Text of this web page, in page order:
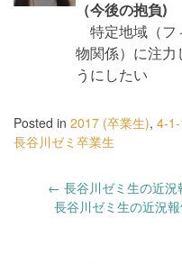
（今後の抱負)
特定地域（フ
物関係）に注力
うにしたい
Posted in 2017 (卒業生), 4-
長谷川ゼミ卒業生
navigation
← 長谷川ゼミ生の近
長谷川ゼミ生の近況